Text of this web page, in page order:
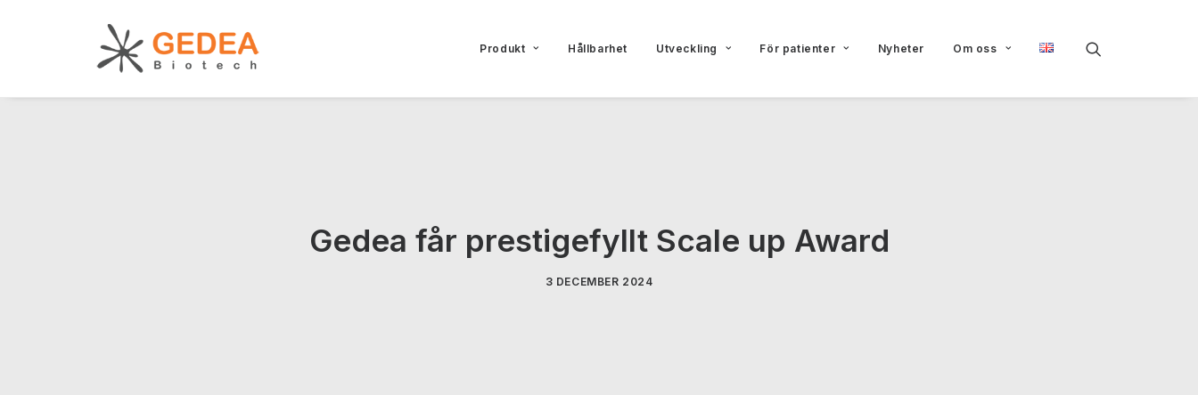
Produkt Hållbarhet Utveckling För patienter Nyheter Om oss
Gedea får prestigefyllt Scale up Award
3 DECEMBER 2024